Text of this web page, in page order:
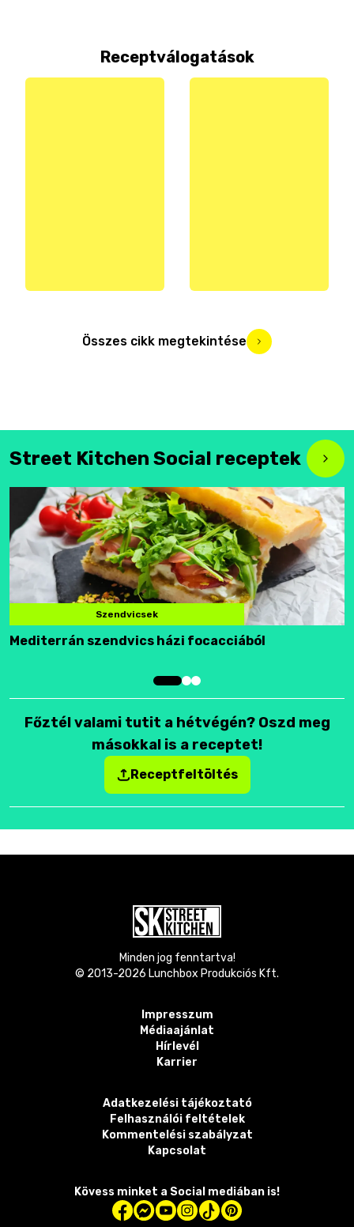
Receptválogatások
Összes cikk megtekintése
Street Kitchen Social receptek
Szendvicsek
Mediterrán szendvics házi focacciából
Főztél valami tutit a hétvégén? Oszd meg
másokkal is a receptet!
Receptfeltöltés
Minden jog fenntartva!
© 2013-2026 Lunchbox Produkciós Kft.
Impresszum
Médiaajánlat
Hírlevél
Karrier
Adatkezelési tájékoztató
Felhasználói feltételek
Kommentelési szabályzat
Kapcsolat
Kövess minket a Social mediában is!